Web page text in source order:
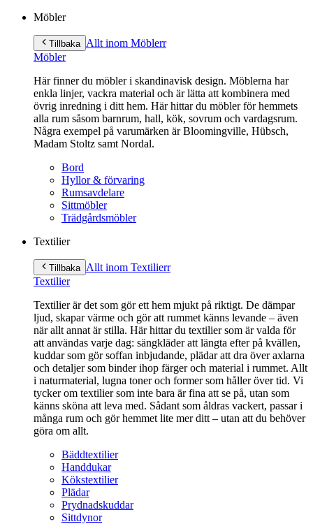
Möbler
Tillbaka Allt inom Möblerr
Möbler
Här finner du möbler i skandinavisk design. Möblerna har
enkla linjer, vackra material och är lätta att kombinera med
övrig inredning i ditt hem. Här hittar du möbler för hemmets
alla rum såsom barnrum, hall, kök, sovrum och vardagsrum.
Några exempel på varumärken är Bloomingville, Hübsch,
Madam Stoltz samt Nordal.
Bord
Hyllor & förvaring
Rumsavdelare
Sittmöbler
Trädgårdsmöbler
Textilier
Tillbaka Allt inom Textilierr
Textilier
Textilier är det som gör ett hem mjukt på riktigt. De dämpar
ljud, skapar värme och gör att rummet känns levande – även
när allt annat är stilla. Här hittar du textilier som är valda för
att användas varje dag: sängkläder att längta efter på kvällen,
kuddar som gör soffan inbjudande, plädar att dra över axlarna
och detaljer som binder ihop färger och material i rummet. Allt
i naturmaterial, lugna toner och former som håller över tid. Vi
tycker om textilier som inte bara är fina att se på, utan som
känns sköna att leva med. Sådant som åldras vackert, passar i
många rum och gör hemmet lite mer ditt – utan att du behöver
göra om allt.
Bäddtextilier
Handdukar
Kökstextilier
Plädar
Prydnadskuddar
Sittdynor